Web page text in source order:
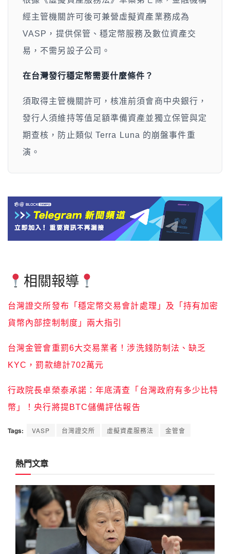
經主管機關許可後可兼營虛擬資產業務成為
VASP，提供保管、穩定幣服務及數位資產交
易，不需另設子公司。
在台灣發行穩定幣需要什麼條件？
須取得主管機關許可，核准前須會商中央銀行，
發行人須維持等值足額準備資產並獨立保管與定
期查核，防止類似 Terra Luna 的崩盤事件重
演。
相關報導
台灣證交所發布「穩定幣交易會計處理」及「持有加密
貨幣內部控制制度」兩大指引
台灣金管會重罰6大交易業者！涉洗錢防制法、缺乏
KYC，罰款總計702萬元
行政院長卓榮泰承諾：年底清查「台灣政府有多少比特
幣」！央行將提BTC儲備評估報告
Tags: VASP 台灣證交所 虛擬資產服務法 金管會
熱門文章